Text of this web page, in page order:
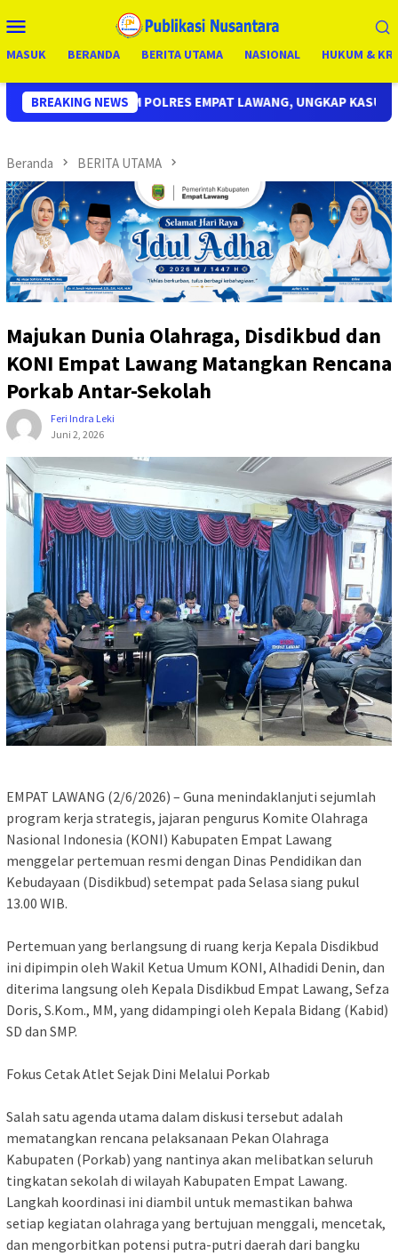
ke
Mobile
MASUK BERANDA BERITA UTAMA NASIONAL HUKUM &
BREAKING NEWS
EMPAT LAWANG, UNGKAP KASUS CURAS SPBU KURANG
Beranda BERITA UTAMA
Majukan Dunia Olahraga, Disdikbud dan
KONI Empat Lawang Matangkan Rencana
Porkab Antar-Sekolah
Feri Indra Leki
Juni 2, 2026
‎​EMPAT LAWANG (2/6/2026) – Guna menindaklanjuti sejumlah
program kerja strategis, jajaran pengurus Komite Olahraga
Nasional Indonesia (KONI) Kabupaten Empat Lawang
menggelar pertemuan resmi dengan Dinas Pendidikan dan
Kebudayaan (Disdikbud) setempat pada Selasa siang pukul
13.00 WIB.
‎​Pertemuan yang berlangsung di ruang kerja Kepala Disdikbud
ini dipimpin oleh Wakil Ketua Umum KONI, Alhadidi Denin, dan
diterima langsung oleh Kepala Disdikbud Empat Lawang, Sefza
Doris, S.Kom., MM, yang didampingi oleh Kepala Bidang (Kabid)
SD dan SMP.
‎​Fokus Cetak Atlet Sejak Dini Melalui Porkab
‎Salah satu agenda utama dalam diskusi tersebut adalah
mematangkan rencana pelaksanaan Pekan Olahraga
Kabupaten (Porkab) yang nantinya akan melibatkan seluruh
tingkatan sekolah di wilayah Kabupaten Empat Lawang.
‎​Langkah koordinasi ini diambil untuk memastikan bahwa
setiap kegiatan olahraga yang bertujuan menggali, mencetak,
dan mengorbitkan potensi putra-putri daerah dari bangku